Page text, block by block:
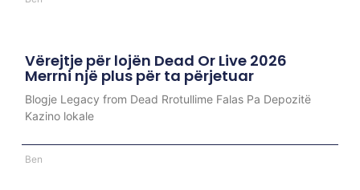
Vërejtje për lojën Dead Or Live 2026
Merrni një plus për ta përjetuar
Blogje Legacy from Dead Rrotullime Falas Pa Depozitë
Kazino lokale
Ben